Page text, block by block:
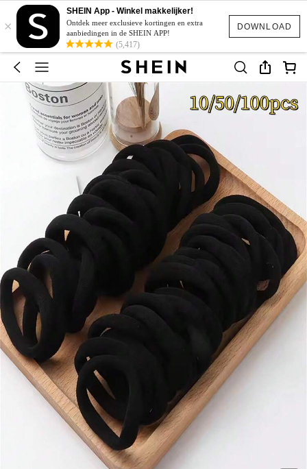
DOWNLOAD
×
SHEIN App - Winkel makkelijker!
Ontdek meer exclusieve kortingen en extra
aanbiedingen in de SHEIN APP!
(5,417)